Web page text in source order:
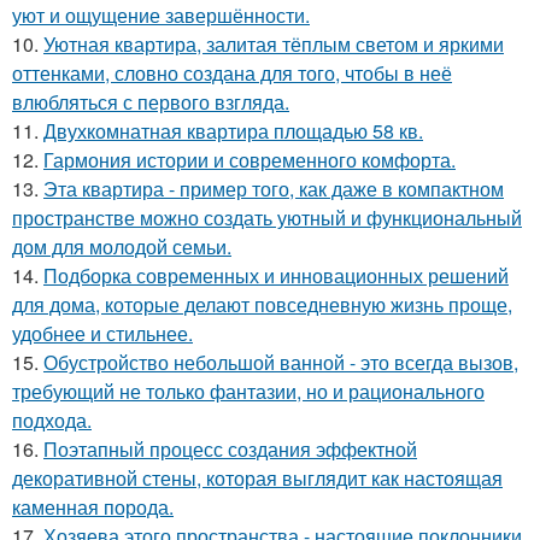
уют и ощущение завершённости.
10. Уютная квартира, залитая тёплым светом и яркими
оттенками, словно создана для того, чтобы в неё
влюбляться с первого взгляда.
11. Двухкомнатная квартира площадью 58 кв.
12. Гармония истории и современного комфорта.
13. Эта квартира - пример того, как даже в компактном
пространстве можно создать уютный и функциональный
дом для молодой семьи.
14. Подборка современных и инновационных решений
для дома, которые делают повседневную жизнь проще,
удобнее и стильнее.
15. Обустройство небольшой ванной - это всегда вызов,
требующий не только фантазии, но и рационального
подхода.
16. Поэтапный процесс создания эффектной
декоративной стены, которая выглядит как настоящая
каменная порода.